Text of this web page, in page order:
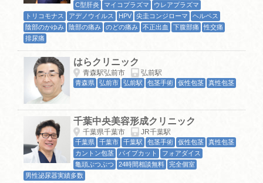
C型肝炎
マイコプラズマ
ウレアプラズマ
トリコモナス
アデノウイルス HPV 尖圭コンジローマ
ヘルペス
陰部のかゆみ
陰部の痛み のどの痛み 不正出血 下腹部痛
性交痛
排尿痛
はらクリニック
青森駅弘前市 弘前駅
青森県 弘前市 弘前駅 包茎手術 仮性包茎 真性包茎
千葉中央美容形成クリニック
千葉県千葉市 JR千葉駅
千葉県 千葉市 千葉駅 包茎手術 仮性包茎
真性包茎
カントン包茎
パイプカット
フォアダイス
亀頭ぶつぶつ
24時間相談無料
完全個室
男性泌尿器実績多数